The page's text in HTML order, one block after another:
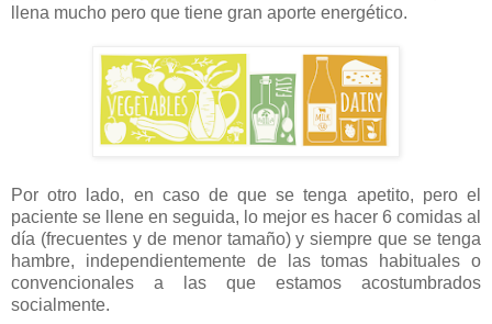
llena mucho pero que tiene gran aporte energético.
Por otro lado, en caso de que se tenga apetito, pero el
paciente se llene en seguida, lo mejor es hacer 6 comidas al
día (frecuentes y de menor tamaño) y siempre que se tenga
hambre, independientemente de las tomas habituales o
convencionales a las que estamos acostumbrados
socialmente.